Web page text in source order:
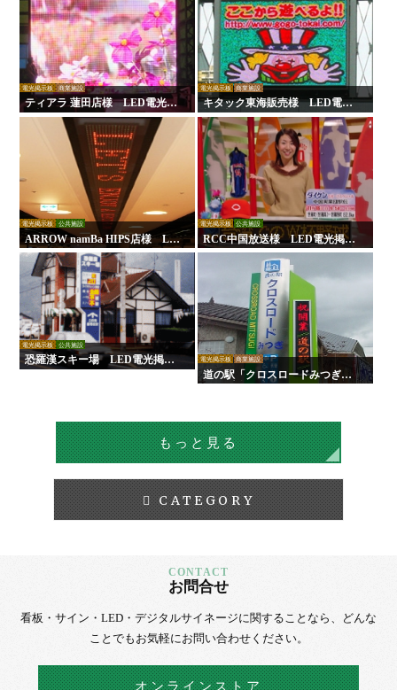
電光掲示板 商業施設
ティアラ 蓮田店様 LED電光掲
示板
電光掲示板 商業施設
キタック東海販売様 LED電光
掲示板
電光掲示板 公共施設
ARROW namBa HIPS店様 LE
D電光掲示板
電光掲示板 公共施設
RCC中国放送様 LED電光掲示
板
電光掲示板 公共施設
恐羅漢スキー場 LED電光掲示
板
電光掲示板 商業施設
道の駅「クロスロードみつぎ」L
ED電光掲示板
もっと見る
CATEGORY
お問合せ
看板・サイン・LED・デジタルサイネージに関することなら、
どんな
ことでもお気軽にお問い合わせください。
オンラインストア